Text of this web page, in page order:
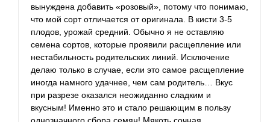
вынуждена добавить «розовый», потому что понимаю,
что мой сорт отличается от оригинала. В кисти 3-5
плодов, урожай средний. Обычно я не оставляю
семена сортов, которые проявили расщепление или
нестабильность родительских линий. Исключение
делаю только в случае, если это самое расщепление
иногда намного удачнее, чем сам родитель… Вкус
при разрезе оказался неожиданно сладким и
вкусным! Именно это и стало решающим в пользу